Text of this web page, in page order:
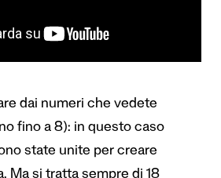
dai numeri che vedete
fino a 8): in questo caso
state unite per creare